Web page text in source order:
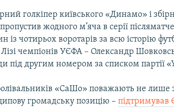
голкіпер київського «Динамо» і
жодного м’яча в серії
із чотирьох воротарів за всю історію
чемпіонів УЄФА – Олександр
під другим номером за списком партії
«СаШо» поважають не лише
громадську позицію –підтримував